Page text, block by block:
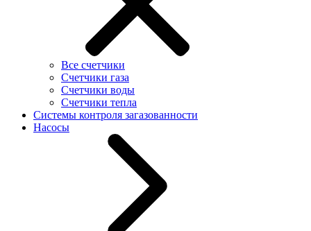
Все счетчики
Счетчики газа
Счетчики воды
Счетчики тепла
Системы контроля загазованности
Насосы